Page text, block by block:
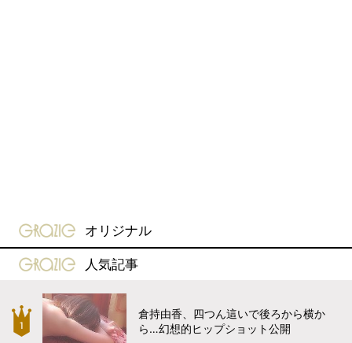
gravure-grazie
オリジナル
gravure-grazie
人気記事
倉持由香、四つん這いで後ろから横か
ら…幻想的ヒップショット公開